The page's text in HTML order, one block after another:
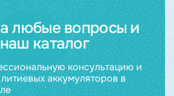
любые вопросы и
каталог
консультацию и
аккумуляторов в